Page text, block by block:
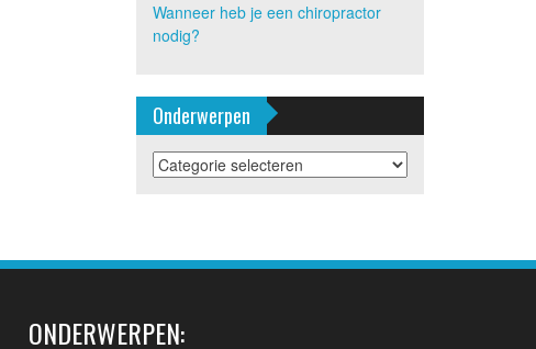
Wanneer heb je een chiropractor
nodig?
Onderwerpen
Onderwerpen
ONDERWERPEN: